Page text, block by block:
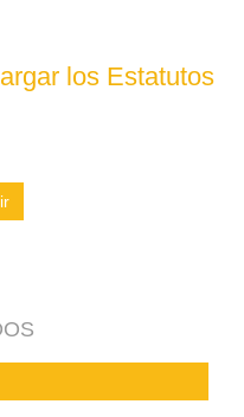
los Estatutos